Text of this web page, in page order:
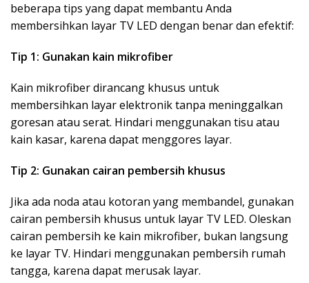
beberapa tips yang dapat membantu Anda
membersihkan layar TV LED dengan benar dan efektif:
Tip 1: Gunakan kain mikrofiber
Kain mikrofiber dirancang khusus untuk
membersihkan layar elektronik tanpa meninggalkan
goresan atau serat. Hindari menggunakan tisu atau
kain kasar, karena dapat menggores layar.
Tip 2: Gunakan cairan pembersih khusus
Jika ada noda atau kotoran yang membandel, gunakan
cairan pembersih khusus untuk layar TV LED. Oleskan
cairan pembersih ke kain mikrofiber, bukan langsung
ke layar TV. Hindari menggunakan pembersih rumah
tangga, karena dapat merusak layar.